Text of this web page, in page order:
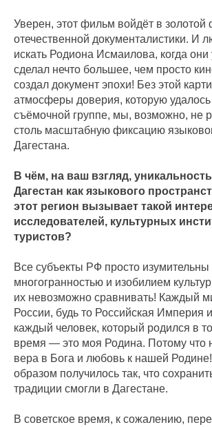
Уверен, этот фильм войдёт в золотой
отечественной документалистики. И
искать Родиона Исмаилова, когда они
сделал нечто большее, чем просто
создал документ эпохи! Без этой
атмосферы доверия, которую удалось
съёмочной группе, мы, возможно, не
столь масштабную фиксацию
Дагестана.
В чём, на ваш взгляд,
Дагестан как языкового
этот регион вызывает такой
исследователей, культурных
туристов?
Все субъекты РФ просто изумительны
многогранностью и изобилием
их невозможно сравнивать! Каждый
России, будь то Российская Империя
каждый человек, который родился в
время — это моя Родина. Потому что
вера в Бога и любовь к нашей
образом получилось так, что
традиции смогли в Дагестане.
В советское время, к сожалению,